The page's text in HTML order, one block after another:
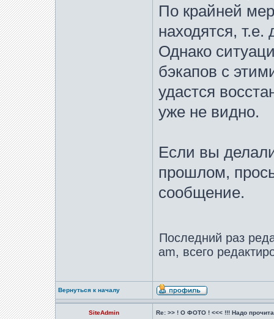
По крайней
находятся, т.е.
Однако
бэкапов с
удастся
уже не видно.
Если вы
прошлом,
сообщение.
Последний раз
am, всего
Вернуться к началу
SiteAdmin Re: >> ! О ФОТО ! <<< !!! Надо